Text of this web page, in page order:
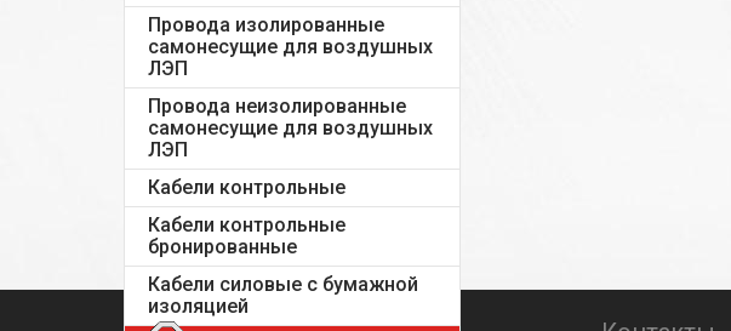
Провода изолированные
самонесущие для воздушных
ЛЭП
Провода неизолированные
самонесущие для воздушных
ЛЭП
Кабели контрольные
Кабели контрольные
бронированные
Кабели силовые с бумажной
изоляцией